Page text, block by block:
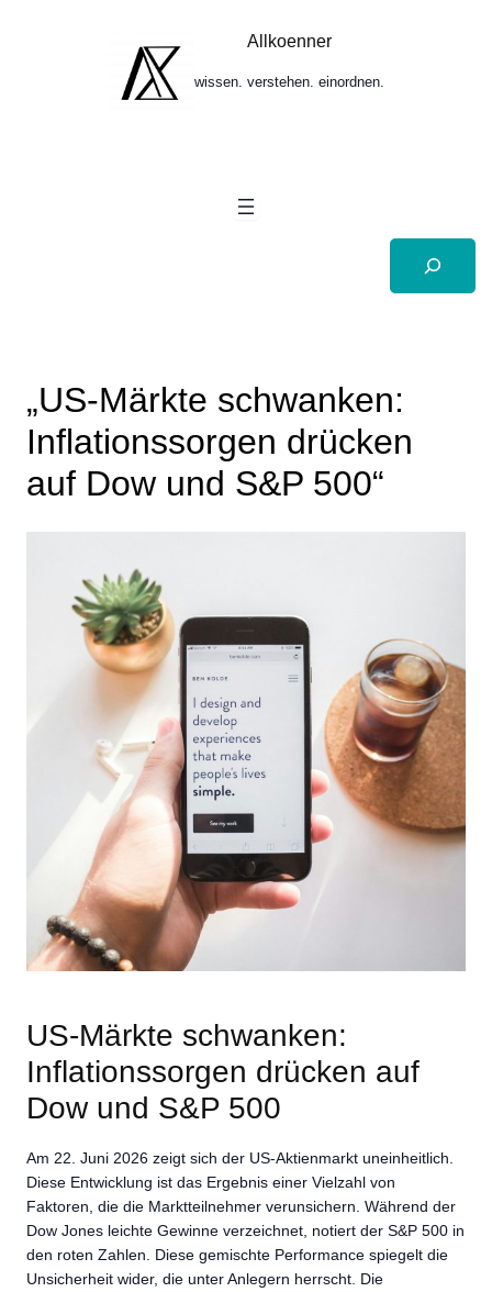
Allkoenner
wissen. verstehen. einordnen.
Suchen
„US-Märkte schwanken:
Inflationssorgen drücken
auf Dow und S&P 500“
US-Märkte schwanken:
Inflationssorgen drücken auf
Dow und S&P 500
Am 22. Juni 2026 zeigt sich der US-Aktienmarkt uneinheitlich.
Diese Entwicklung ist das Ergebnis einer Vielzahl von
Faktoren, die die Marktteilnehmer verunsichern. Während der
Dow Jones leichte Gewinne verzeichnet, notiert der S&P 500 in
den roten Zahlen. Diese gemischte Performance spiegelt die
Unsicherheit wider, die unter Anlegern herrscht. Die